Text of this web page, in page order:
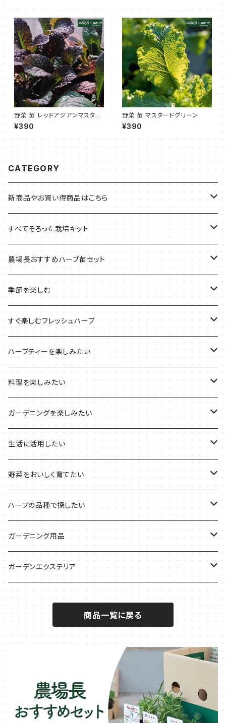
野菜 苗 レッドアジアンマスター
ド
¥390
野菜 苗 マスタードグリーン
¥390
CATEGORY
新商品やお買い得商品はこちら
今イチオシの商品
季節のおすすめ商品
すべてそろった栽培キット
フェルトプランターの栽培キット
ルーツポーチの栽培キット
ブリキプランターの栽培キット
木製プランターの栽培キット
プラ製プランターの栽培キット
その他のプランターの栽培キット
農場長おすすめハーブ苗セット
農場長おすすめセット
おすすめの寄せ植え
季節を楽しむ
2022年のお正月
2022年の母の日
2021年の敬老の日
2021年のハロウィン
2021年のクリスマス
すぐ楽しむフレッシュハーブ
ハーブミックス
ハーブブーケ
フレッシュハーブ
ハーブティーを楽しみたい
ハーブティーの定番ハーブ
リラックスしたい時に
シャキッとしたい時に
デトックスに
気分で香りを楽しみたい
料理を楽しみたい
料理の定番ハーブ
イタリア料理に
魚料理に
BBQ・肉料理に
サラダに使いたい
秋植えで料理に
ガーデニングを楽しみたい
花を楽しみたい
カラーリーフ
ハーブガーデンづくりに
夏のハーブガーデンに
生活に活用したい
パーティーハーブ
インスタ映えハーブ
虫よけに使いたい
ハーブバスに
野菜をおいしく育てたい
トマトのコンパニオン
ジャガイモのコンパニオン
葉物野菜のコンパニオン
キュウリのコンパニオン
イチゴをおいしく育てたい
ハーブの品種で探したい
ミント・ハーブ苗
バジル・ハーブ苗
タイム・ハーブ苗
マロウ・ハーブ苗
ヒソップ・ハーブ苗
ガーデニング用品
その他
樹脂製 / プラ製プランター
ファイバー製プランター
ガーデンエクステリア
オーニング
シェード
商品一覧に戻る